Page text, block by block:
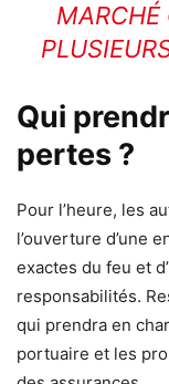
MARCHÉ
Qui
pertes ?
Pour l’heure, les
l’ouverture d’une
exactes du feu et
responsabilités.
qui prendra en
portuaire et les